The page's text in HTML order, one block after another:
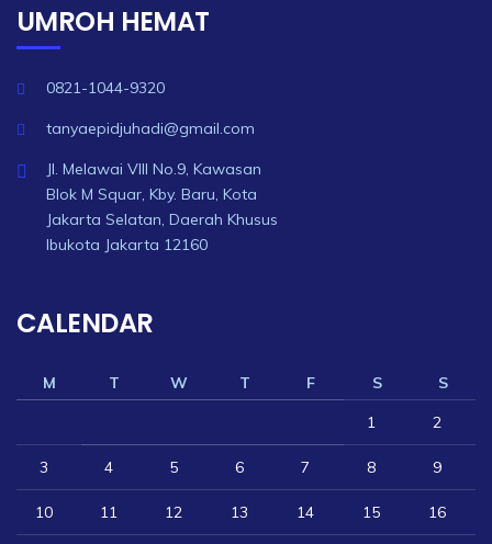
UMROH HEMAT
0821-1044-9320
tanyaepidjuhadi@gmail.com
Jl. Melawai VIII No.9, Kawasan
Blok M Squar, Kby. Baru, Kota
Jakarta Selatan, Daerah Khusus
Ibukota Jakarta 12160
CALENDAR
M T W T F S
S
1
2
3 4 5 6 7 8 9
10 11 12 13 14 15 16